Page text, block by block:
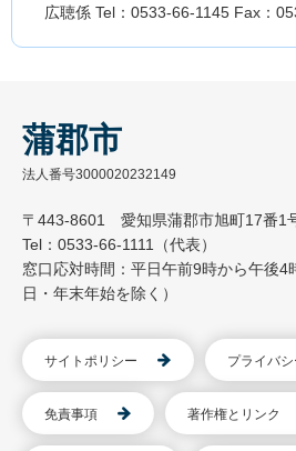
広聴係 Tel：0533-66-1145 Fax：
蒲郡市
法人番号3000020232149
〒443-8601 愛知県蒲郡市旭町17番1
Tel：0533-66-1111（代表）
窓口応対時間：平日午前9時から午後4
日・年末年始を除く）
サイトポリシー プライバ
免責事項 著作権とリンク